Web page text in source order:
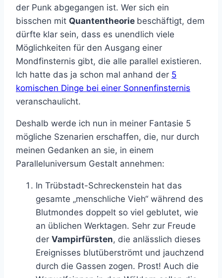
der Punk abgegangen ist. Wer sich ein
bisschen mit Quantentheorie beschäftigt, dem
dürfte klar sein, dass es unendlich viele
Möglichkeiten für den Ausgang einer
Mondfinsternis gibt, die alle parallel existieren.
Ich hatte das ja schon mal anhand der 5
komischen Dinge bei einer Sonnenfinsternis
veranschaulicht.
Deshalb werde ich nun in meiner Fantasie 5
mögliche Szenarien erschaffen, die, nur durch
meinen Gedanken an sie, in einem
Paralleluniversum Gestalt annehmen:
In Trübstadt-Schreckenstein hat das
gesamte „menschliche Vieh“ während des
Blutmondes doppelt so viel geblutet, wie
an üblichen Werktagen. Sehr zur Freude
der Vampirfürsten, die anlässlich dieses
Ereignisses blutüberströmt und jauchzend
durch die Gassen zogen. Prost! Auch die